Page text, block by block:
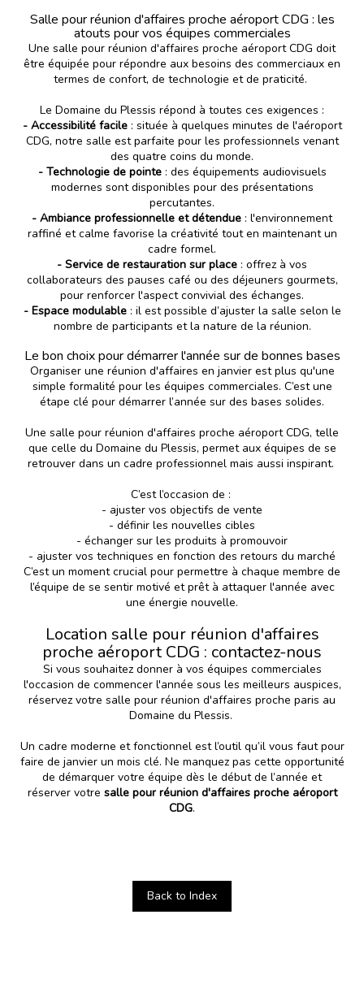
Salle pour réunion d'affaires proche aéroport CDG : les
atouts pour vos équipes commerciales
Une salle pour réunion d'affaires proche aéroport CDG doit
être équipée pour répondre aux besoins des commerciaux en
termes de confort, de technologie et de praticité.
Le Domaine du Plessis répond à toutes ces exigences :
- Accessibilité facile: située à quelques minutes de l'aéroport
CDG, notre salle est parfaite pour les professionnels venant
des quatre coins du monde.
- Technologie de pointe: des équipements audiovisuels
modernes sont disponibles pour des présentations
percutantes.
- Ambiance professionnelle et détendue : l'environnement
raffiné et calme favorise la créativité tout en maintenant un
cadre formel.
- Service de restauration sur place : offrez à vos
collaborateurs des pauses café ou des déjeuners gourmets,
pour renforcer l'aspect convivial des échanges.
- Espace modulable: il est possible d’ajuster la salle selon le
nombre de participants et la nature de la réunion.
Le bon choix pour démarrer l'année sur de bonnes bases
Organiser une réunion d'affaires en janvier est plus qu'une
simple formalité pour les équipes commerciales. C’est une
étape clé pour démarrer l’année sur des bases solides.
Une salle pour réunion d'affaires proche aéroport CDG, telle
que celle du Domaine du Plessis, permet aux équipes de se
retrouver dans un cadre professionnel mais aussi inspirant.
C’est l’occasion de :
- ajuster vos objectifs de vente
- définir les nouvelles cibles
- échanger sur les produits à promouvoir
- ajuster vos techniques en fonction des retours du marché
C’est un moment crucial pour permettre à chaque membre de
l’équipe de se sentir motivé et prêt à attaquer l'année avec
une énergie nouvelle.
Location salle pour réunion d'affaires
proche aéroport CDG : contactez-nous
Si vous souhaitez donner à vos équipes commerciales
l'occasion de commencer l'année sous les meilleurs auspices,
réservez votre salle pour réunion d'affaires proche paris au
Domaine du Plessis.
Un cadre moderne et fonctionnel est l’outil qu’il vous faut pour
faire de janvier un mois clé. Ne manquez pas cette opportunité
de démarquer votre équipe dès le début de l’année et
réserver votre salle pour réunion d'affairesproche aéroport
CDG.
Back to Index